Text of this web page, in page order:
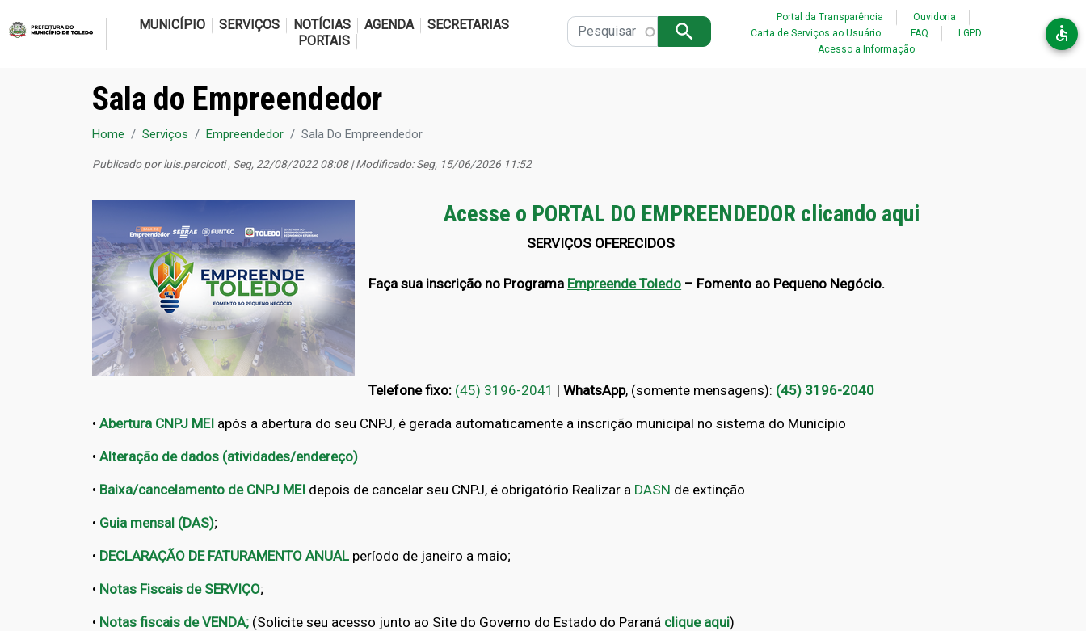
MUNICÍPIO SERVIÇOS NOTÍCIAS AGENDA
SECRETARIAS
PORTAIS
Apply Acessibilidade
Portal da Transparência
Ouvidoria
Carta de Serviços ao Usuário
FAQ
LGPD
Acesso a Informação
Sala do Empreendedor
Home Serviços Empreendedor Sala Do Empreendedor
Publicado porluis.percicoti, Seg, 22/08/2022 08:08 | Modificado: Seg, 15/06/2026 11:52
Acesse o PORTAL DO EMPREENDEDOR clicando aqui
SERVIÇOS OFERECIDOS
Faça sua inscrição no Programa Empreende Toledo – Fomento ao Pequeno Negócio.
Telefone fixo: (45) 3196-2041 |WhatsApp, (somente mensagens): (45) 3196-2040
• Abertura CNPJ MEI após a abertura do seu CNPJ, é gerada automaticamente a inscrição municipal no sistema do Município
• Alteração de dados (atividades/endereço)
• Baixa/cancelamento de CNPJ MEI depois de cancelar seu CNPJ, é obrigatório Realizar a DASN de extinção
• Guia mensal (DAS);
• DECLARAÇÃO DE FATURAMENTO ANUAL período de janeiro a maio;
• Notas Fiscais de SERVIÇO;
• Notas fiscais de VENDA; (Solicite seu acesso junto ao Site do Governo do Estado do Paraná clique aqui)